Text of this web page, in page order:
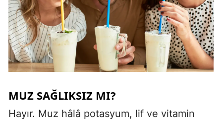
MUZ SAĞLIKSIZ MI?
Hayır. Muz hâlâ potasyum, lif ve vitamin